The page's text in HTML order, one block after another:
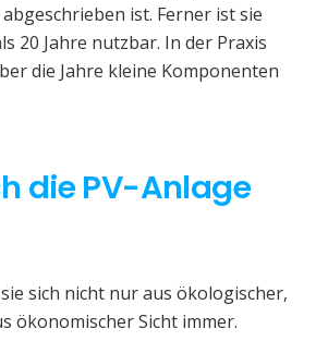
ist. Ferner ist sie
20 Jahre nutzbar. In der Praxis
die Jahre kleine Komponenten
die PV-Anlage
sich nicht nur aus ökologischer,
ökonomischer Sicht immer.